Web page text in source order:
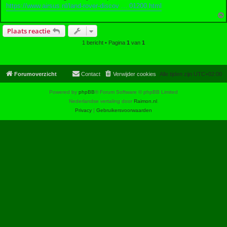
https://www.airsus.nl/land-rover-discov ... 01200.html
Plaats reactie
1 bericht • Pagina 1 van 1
Forumoverzicht Alle tijden zijn UTC+02:00
Verwijder cookies
Contact
Powered by phpBB® Forum Software © phpBB Limited
Nederlandse vertaling door Raimon.nl.
Privacy | Gebruikersvoorwaarden